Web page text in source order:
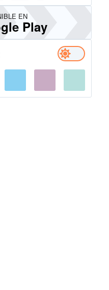
EN
Play